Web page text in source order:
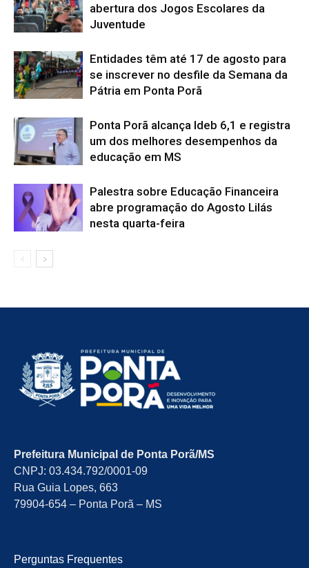
abertura dos Jogos Escolares da
Juventude
Entidades têm até 17 de agosto para
se inscrever no desfile da Semana da
Pátria em Ponta Porã
Ponta Porã alcança Ideb 6,1 e registra
um dos melhores desempenhos da
educação em MS
Palestra sobre Educação Financeira
abre programação do Agosto Lilás
nesta quarta-feira
Prefeitura Municipal de Ponta Porã/MS
CNPJ: 03.434.792/0001-09
Rua Guia Lopes, 663
79904-654 – Ponta Porã – MS
Perguntas Frequentes